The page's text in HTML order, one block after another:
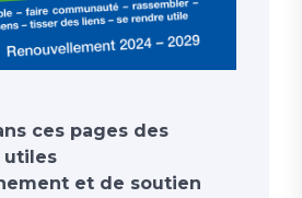
ces pages des
utiles
et de soutien